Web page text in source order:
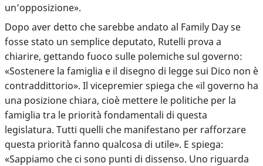
un’opposizione».
Dopo aver detto che sarebbe andato al Family Day se
fosse stato un semplice deputato, Rutelli prova a
chiarire, gettando fuoco sulle polemiche sul governo:
«Sostenere la famiglia e il disegno di legge sui Dico non è
contraddittorio». Il vicepremier spiega che «il governo ha
una posizione chiara, cioè mettere le politiche per la
famiglia tra le priorità fondamentali di questa
legislatura. Tutti quelli che manifestano per rafforzare
questa priorità fanno qualcosa di utile». E spiega:
«Sappiamo che ci sono punti di dissenso. Uno riguarda